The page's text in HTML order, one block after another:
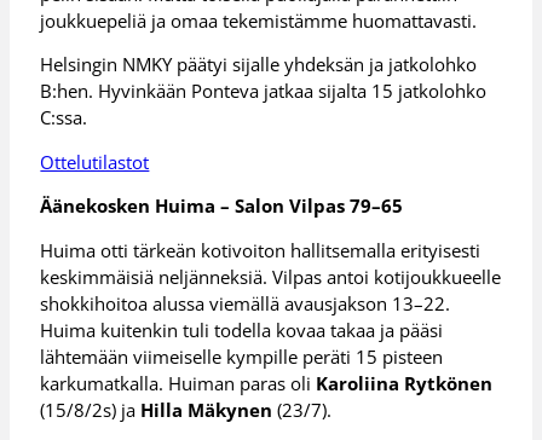
joukkuepeliä ja omaa tekemistämme huomattavasti.
Helsingin NMKY päätyi sijalle yhdeksän ja jatkolohko
B:hen. Hyvinkään Ponteva jatkaa sijalta 15 jatkolohko
C:ssa.
Ottelutilastot
Äänekosken Huima – Salon Vilpas 79–65
Huima otti tärkeän kotivoiton hallitsemalla erityisesti
keskimmäisiä neljänneksiä. Vilpas antoi kotijoukkueelle
shokkihoitoa alussa viemällä avausjakson 13–22.
Huima kuitenkin tuli todella kovaa takaa ja pääsi
lähtemään viimeiselle kympille peräti 15 pisteen
karkumatkalla. Huiman paras oli Karoliina Rytkönen
(15/8/2s) ja Hilla Mäkynen (23/7).